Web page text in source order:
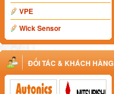
VPE
Wick Sensor
ĐỐI TÁC & KHÁCH HÀNG